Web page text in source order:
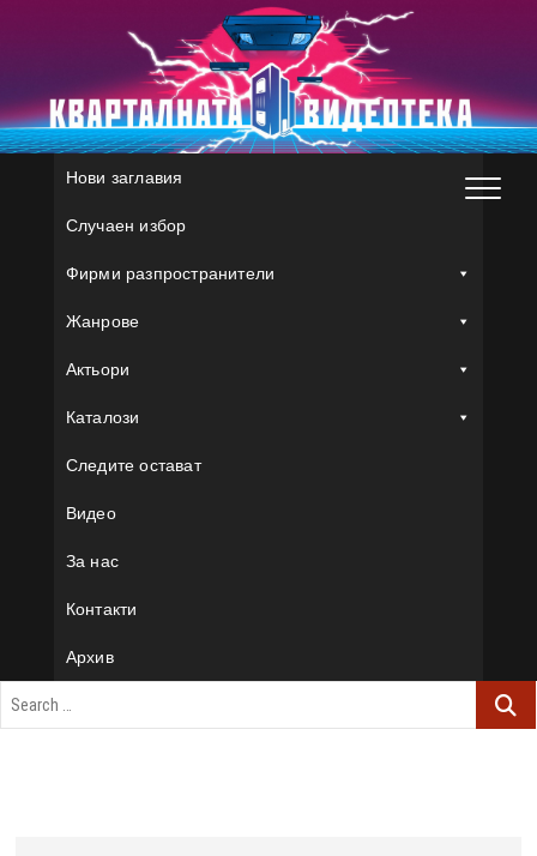
Нови заглавия
Случаен избор
Фирми разпространители
Жанрове
Актьори
Каталози
Следите остават
Видео
За нас
Контакти
Архив